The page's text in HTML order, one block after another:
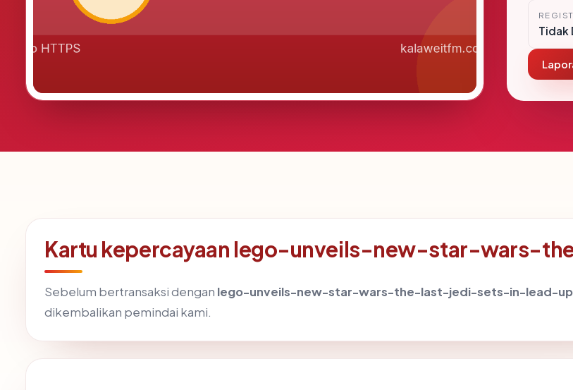
Tidak
Kartu kepercayaan lego-unveils-new-star-wars-
Sebelum bertransaksi dengan lego-unveils-new-star-wars-the-last-jedi-sets-in-lead-
dikembalikan pemindai kami.